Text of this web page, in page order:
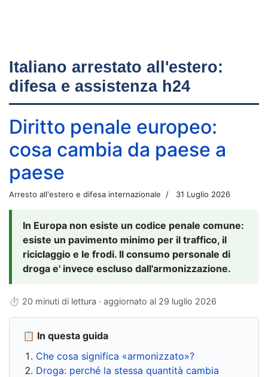
Italiano arrestato all'estero:
difesa e assistenza h24
Diritto penale europeo:
cosa cambia da paese a
paese
Arresto all'estero e difesa internazionale 31 Luglio 2026
In Europa non esiste un codice penale comune:
esiste un pavimento minimo per il traffico, il
riciclaggio e le frodi. Il consumo personale di
droga e' invece escluso dall'armonizzazione.
⏱ 20 minuti di lettura · aggiornato al 29 luglio 2026
📋 In questa guida
Che cosa significa «armonizzato»?
Droga: perché la stessa quantità cambia